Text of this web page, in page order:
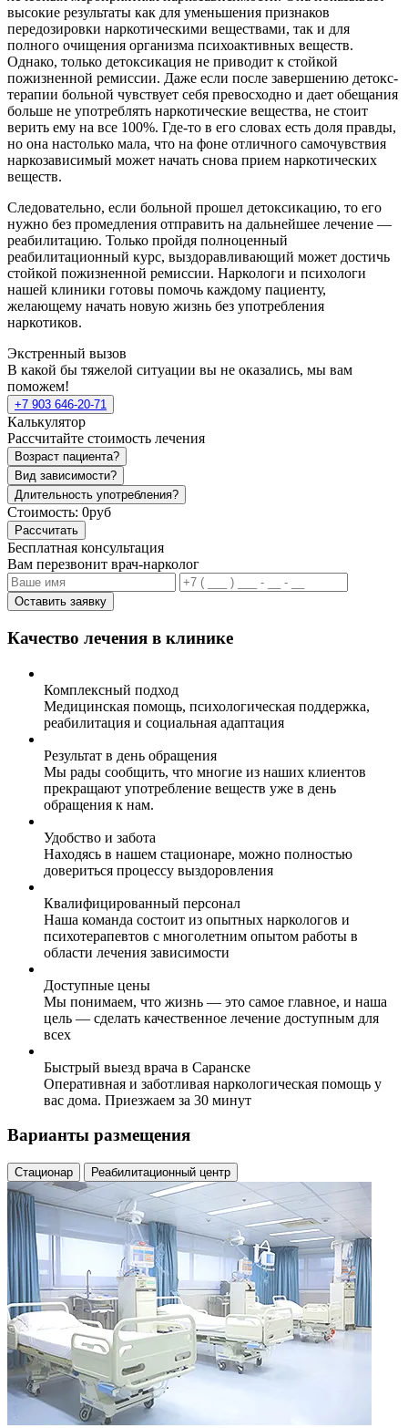
высокие результаты как для уменьшения признаков
передозировки наркотическими веществами, так и для
полного очищения организма психоактивных веществ.
Однако, только детоксикация не приводит к стойкой
пожизненной ремиссии. Даже если после завершению детокс-
терапии больной чувствует себя превосходно и дает обещания
больше не употреблять наркотические вещества, не стоит
верить ему на все 100%. Где-то в его словах есть доля правды,
но она настолько мала, что на фоне отличного самочувствия
наркозависимый может начать снова прием наркотических
веществ.
Следовательно, если больной прошел детоксикацию, то его
нужно без промедления отправить на дальнейшее лечение —
реабилитацию. Только пройдя полноценный
реабилитационный курс, выздоравливающий может достичь
стойкой пожизненной ремиссии. Наркологи и психологи
нашей клиники готовы помочь каждому пациенту,
желающему начать новую жизнь без употребления
наркотиков.
Экстренный вызов
В какой бы тяжелой ситуации вы не оказались, мы вам
поможем!
+7 903 646-20-71
Калькулятор
Рассчитайте стоимость лечения
Возраст пациента?
Вид зависимости?
Длительность употребления?
Стоимость: 0руб
Рассчитать
Бесплатная консультация
Вам перезвонит врач-нарколог
Оставить заявку
Качество лечения в клинике
Комплексный подход
Медицинская помощь, психологическая поддержка,
реабилитация и социальная адаптация
Результат в день обращения
Мы рады сообщить, что многие из наших клиентов
прекращают употребление веществ уже в день
обращения к нам.
Удобство и забота
Находясь в нашем стационаре, можно полностью
довериться процессу выздоровления
Квалифицированный персонал
Наша команда состоит из опытных наркологов и
психотерапевтов с многолетним опытом работы в
области лечения зависимости
Доступные цены
Мы понимаем, что жизнь — это самое главное, и наша
цель — сделать качественное лечение доступным для
всех
Быстрый выезд врача в Саранске
Оперативная и заботливая наркологическая помощь у
вас дома. Приезжаем за 30 минут
Варианты размещения
Стационар Реабилитационный центр